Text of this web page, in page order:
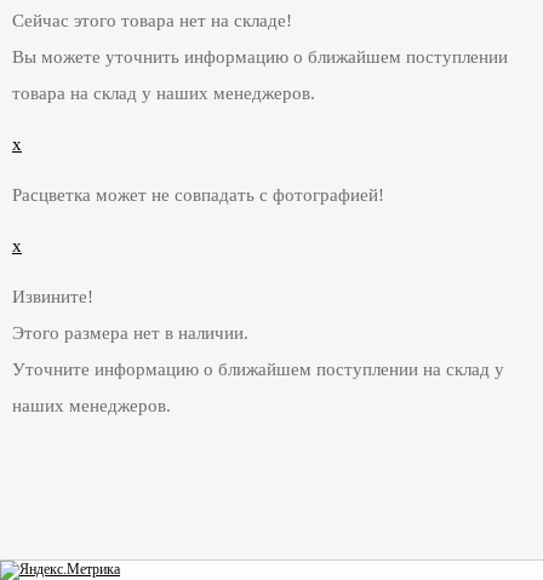
Сейчас этого товара нет на складе!
Вы можете уточнить информацию о ближайшем поступлении
товара на склад у наших менеджеров.
x
Расцветка может не совпадать с фотографией!
x
Извините!
Этого размера нет в наличии.
Уточните информацию о ближайшем поступлении на склад у
наших менеджеров.